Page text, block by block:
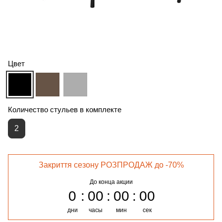
Цвет
Количество стульев в комплекте
2
Закриття сезону РОЗПРОДАЖ до -70%
До конца акции
0
дни
00
часы
00
мин
00
сек